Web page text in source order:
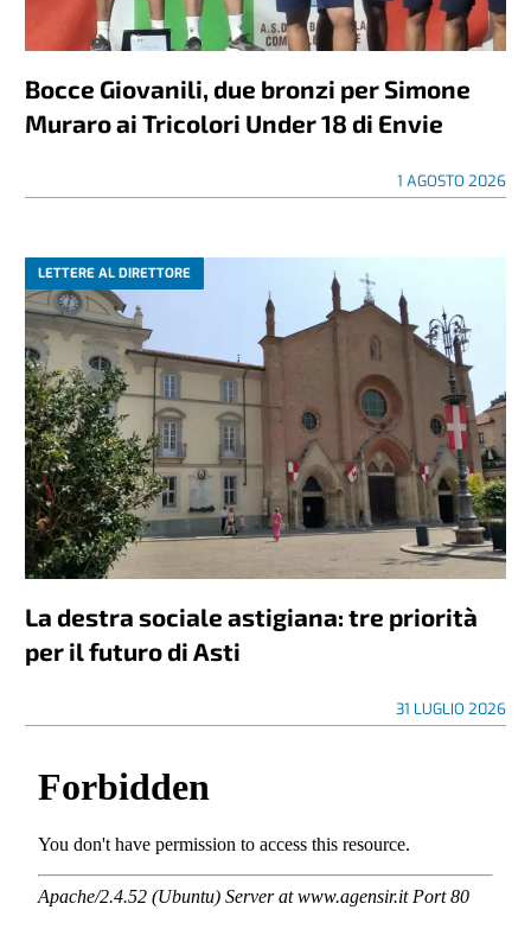
Bocce Giovanili, due bronzi per Simone
Muraro ai Tricolori Under 18 di Envie
1 AGOSTO 2026
LETTERE AL DIRETTORE
La destra sociale astigiana: tre priorità
per il futuro di Asti
31 LUGLIO 2026